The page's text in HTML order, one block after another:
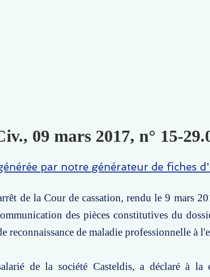
09 mars 2017, n° 15-
par notre générateur de fiches
de la Cour de cassation, rendu le 9 mars
des pièces constitutives du
reconnaissance de maladie professionnelle à
de la société Casteldis, a déclaré à la